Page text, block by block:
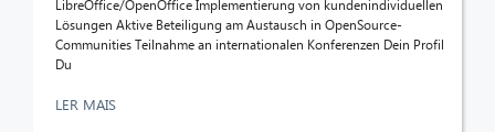
LibreOffice/OpenOffice Implementierung von kundenindividuellen
Lösungen Aktive Beteiligung am Austausch in OpenSource-
Communities Teilnahme an internationalen Konferenzen Dein Profil
Du
LER MAIS